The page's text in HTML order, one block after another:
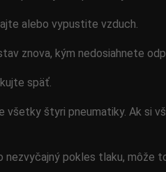
alebo vypustite vzduch.
znova, kým nedosiahnete
späť.
štyri pneumatiky. Ak si
nezvyčajný pokles tlaku, môže